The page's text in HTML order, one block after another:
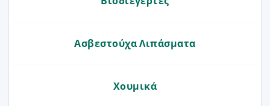
Ασβεστούχα Λιπάσματα
Χουμικά